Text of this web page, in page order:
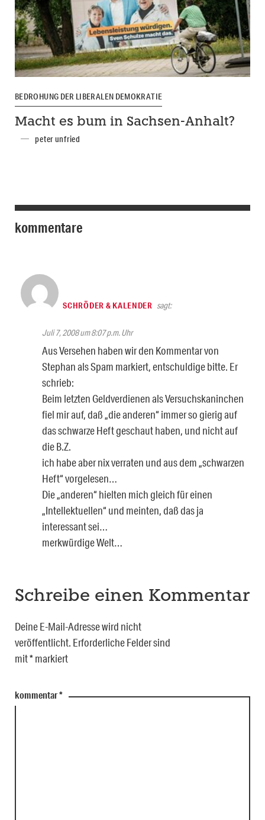
BEDROHUNG DER LIBERALEN DEMOKRATIE
Macht es bum in Sachsen-Anhalt?
peter unfried
kommentare
SCHRÖDER & KALENDER sagt:
Juli 7, 2008 um 8:07 p.m. Uhr
Aus Versehen haben wir den Kommentar von
Stephan als Spam markiert, entschuldige bitte. Er
schrieb:
Beim letzten Geldverdienen als Versuchskaninchen
fiel mir auf, daß „die anderen“ immer so gierig auf
das schwarze Heft geschaut haben, und nicht auf
die B.Z.
ich habe aber nix verraten und aus dem „schwarzen
Heft“ vorgelesen…
Die „anderen“ hielten mich gleich für einen
„Intellektuellen“ und meinten, daß das ja
interessant sei…
merkwürdige Welt…
Schreibe einen Kommentar
Deine E-Mail-Adresse wird nicht
veröffentlicht. Erforderliche Felder sind
mit*markiert
kommentar*